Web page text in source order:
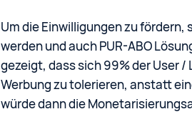
Um die Einwilligungen zu
werden und auch PUR-ABO
gezeigt, dass sich 99% der User
Werbung zu tolerieren, anstatt
würde dann die